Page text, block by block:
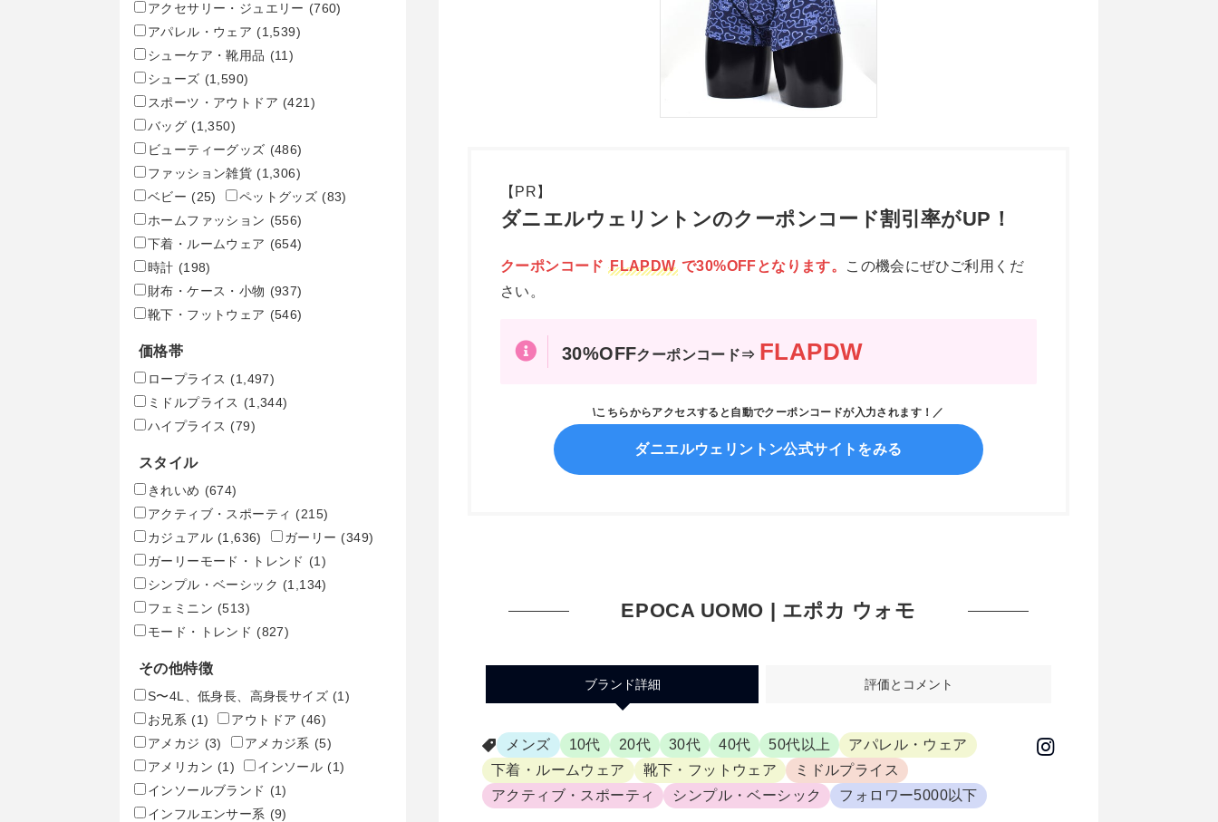
【PR】
ダニエルウェリントンのクーポンコード割引率がUP！
クーポンコードFLAPDWで30%OFFとなります。
この機会にぜひご利用くだ
さい。
30%OFFクーポンコード⇒ FLAPDW
\こちらからアクセスすると自動でクーポンコードが入力されます！／
ダニエルウェリントン公式サイトをみる
EPOCA UOMO | エポカ ウォモ
ブランド詳細 評価とコメント
メンズ 10代 20代 30代 40代 50代以上
アパレル・ウェア
下着・ルームウェア
靴下・フットウェア
ミドルプライス
アクティブ・スポーティ
シンプル・ベーシック フォロワー5000以下
アクセサリー・ジュエリー (760)
アパレル・ウェア (1,539)
シューケア・靴用品 (11)
シューズ (1,590)
スポーツ・アウトドア (421)
バッグ (1,350)
ビューティーグッズ (486)
ファッション雑貨 (1,306)
ベビー (25) ペットグッズ (83)
ホームファッション (556)
下着・ルームウェア (654)
時計 (198)
財布・ケース・小物 (937)
靴下・フットウェア (546)
価格帯
ロープライス (1,497)
ミドルプライス (1,344)
ハイプライス (79)
スタイル
きれいめ (674)
アクティブ・スポーティ (215)
カジュアル (1,636) ガーリー (349)
ガーリーモード・トレンド (1)
シンプル・ベーシック (1,134)
フェミニン (513)
モード・トレンド (827)
その他特徴
S〜4L、低身長、高身長サイズ (1)
お兄系 (1) アウトドア (46)
アメカジ (3) アメカジ系 (5)
アメリカン (1) インソール (1)
インソールブランド (1)
インフルエンサー系 (9)